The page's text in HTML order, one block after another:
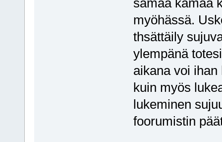
samaa kamaa
myöhässä.
thsättäily
ylempänä
aikana voi
kuin myös
lukeminen
foorumistin